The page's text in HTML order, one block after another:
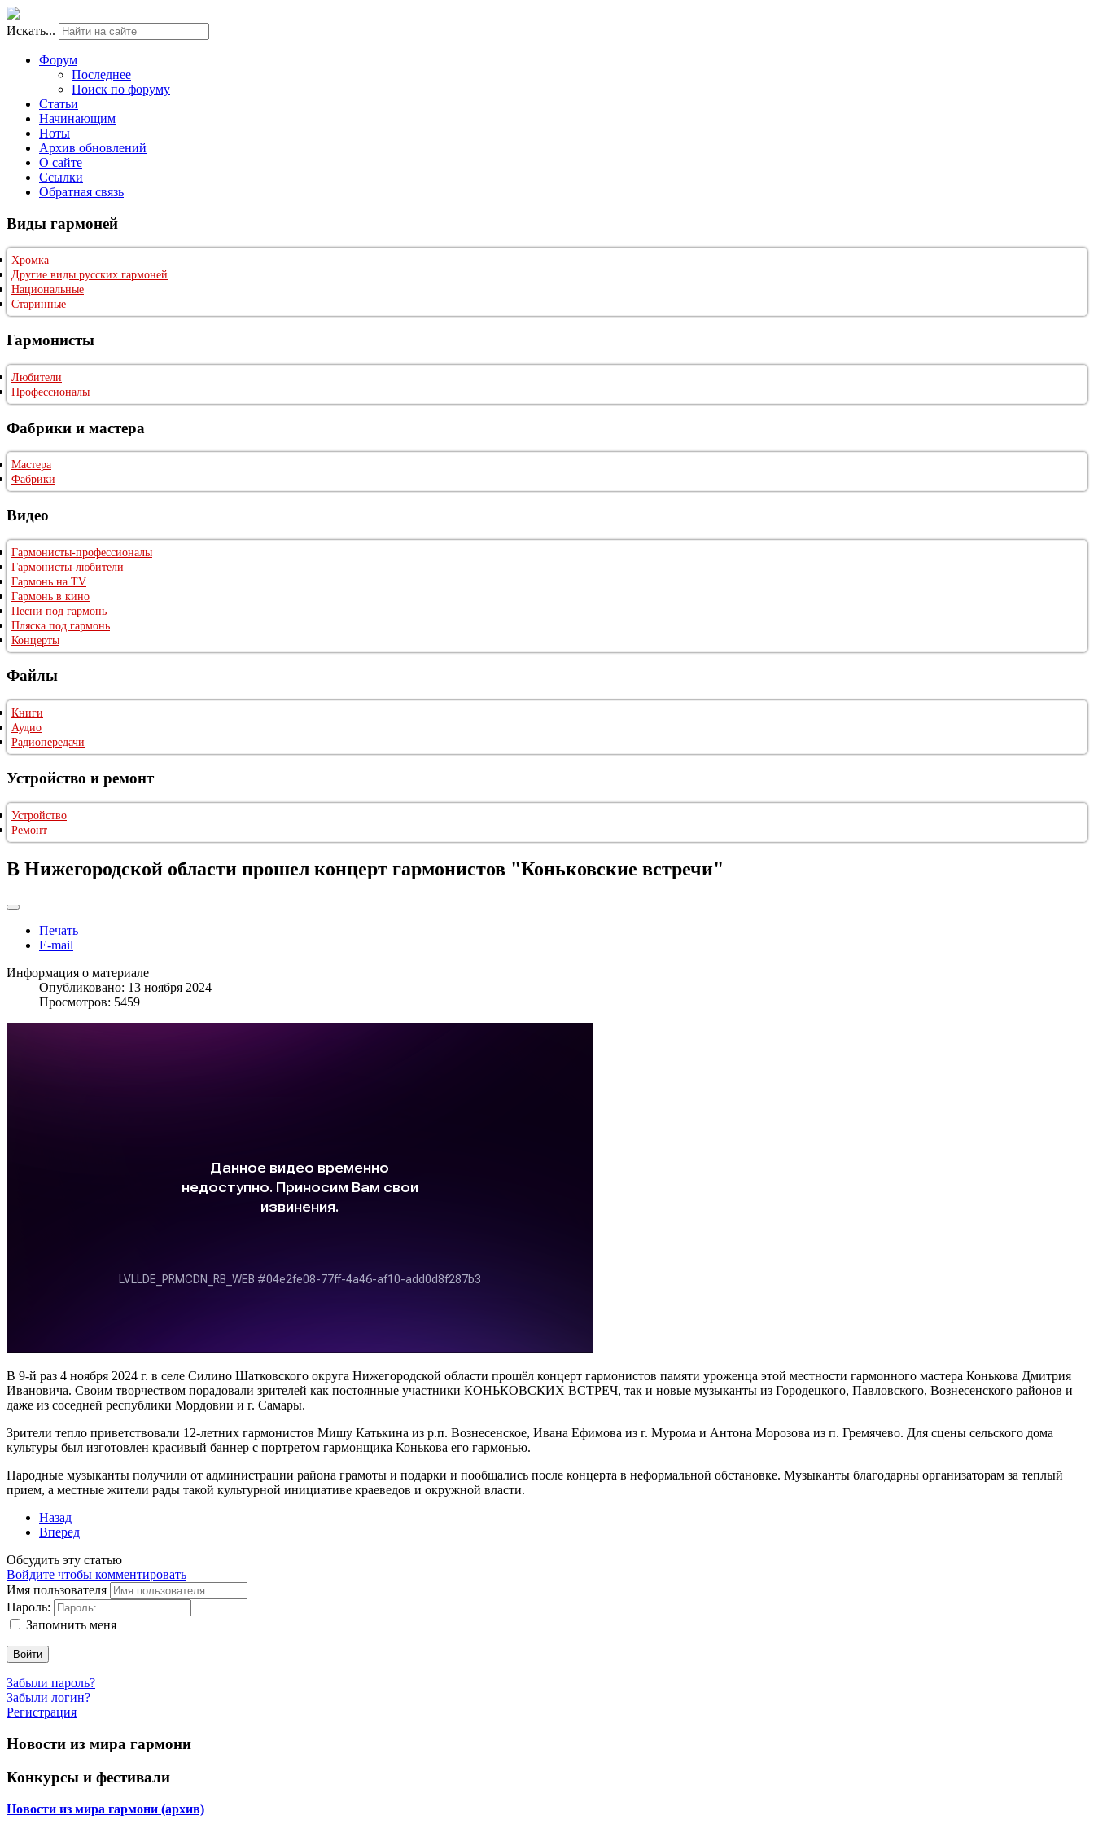
Искать...
Форум
Последнее
Поиск по форуму
Статьи
Начинающим
Ноты
Архив обновлений
О сайте
Ссылки
Обратная связь
Виды гармоней
Хромка
Другие виды русских гармоней
Национальные
Старинные
Гармонисты
Любители
Профессионалы
Фабрики и мастера
Мастера
Фабрики
Видео
Гармонисты-профессионалы
Гармонисты-любители
Гармонь на TV
Гармонь в кино
Песни под гармонь
Пляска под гармонь
Концерты
Файлы
Книги
Аудио
Радиопередачи
Устройство и ремонт
Устройство
Ремонт
В Нижегородской области прошел концерт гармонистов "Коньковские встречи"
Печать
E-mail
Информация о материале
Опубликовано: 13 ноября 2024
Просмотров: 5459
В 9-й раз 4 ноября 2024 г. в селе Силино Шатковского округа Нижегородской области прошёл концерт гармонистов памяти уроженца этой местности гармонного мастера Конькова Дмитрия
Ивановича. Своим творчеством порадовали зрителей как постоянные участники КОНЬКОВСКИХ ВСТРЕЧ, так и новые музыканты из Городецкого, Павловского, Вознесенского районов и
даже из соседней республики Мордовии и г. Самары.
Зрители тепло приветствовали 12-летних гармонистов Мишу Катькина из р.п. Вознесенское, Ивана Ефимова из г. Мурома и Антона Морозова из п. Гремячево. Для сцены сельского дома
культуры был изготовлен красивый баннер с портретом гармонщика Конькова его гармонью.
Народные музыканты получили от администрации района грамоты и подарки и пообщались после концерта в неформальной обстановке. Музыканты благодарны организаторам за теплый
прием, а местные жители рады такой культурной инициативе краеведов и окружной власти.
Назад
Вперед
Обсудить эту статью
Войдите чтобы комментировать
Имя пользователя
Пароль:
Запомнить меня
Войти
Забыли пароль?
Забыли логин?
Регистрация
Новости из мира гармони
Конкурсы и фестивали
Новости из мира гармони (архив)